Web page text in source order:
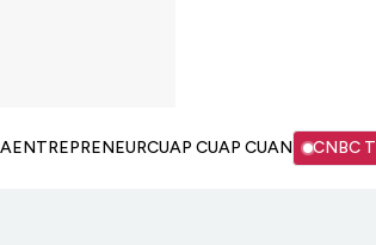
ENTREPRENEURCUAP CUAP CUAN CNBC